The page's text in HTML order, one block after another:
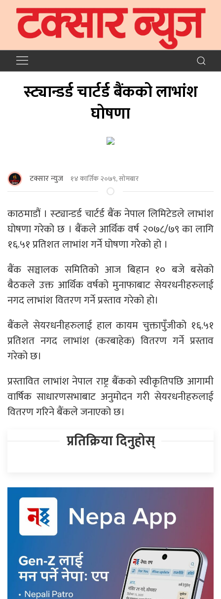
स्ट्यान्डर्ड चार्टर्ड बैंकको लाभांश
घोषणा
टक्सार न्युज १४ कार्तिक २०७९, सोमबार
काठमाडौं । स्ट्यान्डर्ड चार्टर्ड बैंक नेपाल लिमिटेडले लाभांश
घोषणा गरेको छ । बैंकले आर्थिक वर्ष २०७८/७९ का लागि
१६.५१ प्रतिशत लाभांश गर्ने घोषणा गरेको हो ।
बैंक सञ्चालक समितिको आज बिहान १० बजे बसेको
बैठकले उक्त आर्थिक वर्षको मुनाफाबाट सेयरधनीहरुलाई
नगद लाभांश वितरण गर्ने प्रस्ताव गरेको हो।
बैंकले सेयरधनीहरुलाई हाल कायम चुक्तापुँजीको १६.५१
प्रतिशत नगद लाभांश (करबाहेक) वितरण गर्ने प्रस्ताव
गरेको छ।
प्रस्तावित लाभांश नेपाल राष्ट्र बैंकको स्वीकृतिपछि आगामी
वार्षिक साधारणसभाबाट अनुमोदन गरी सेयरधनीहरुलाई
वितरण गरिने बैंकले जनाएको छ।
प्रतिक्रिया दिनुहोस्